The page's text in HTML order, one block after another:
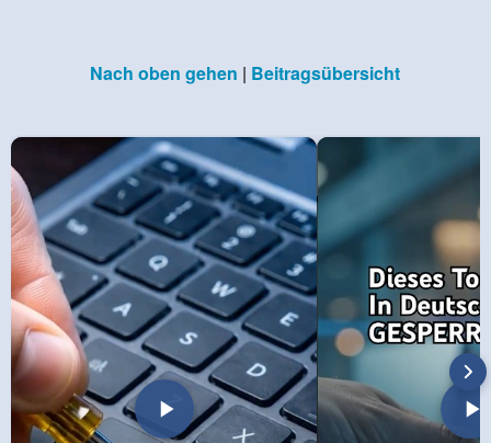
Nach oben gehen | Beitragsübersicht